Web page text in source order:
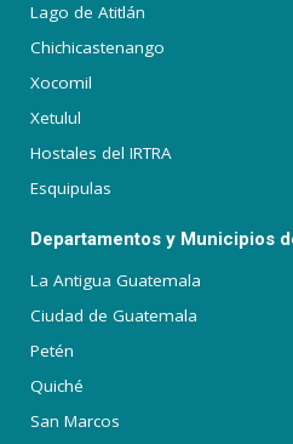
Lago de Atitlán
Chichicastenango
Xocomil
Xetulul
Hostales del IRTRA
Esquipulas
Departamentos y Municipios
La Antigua Guatemala
Ciudad de Guatemala
Petén
Quiché
San Marcos